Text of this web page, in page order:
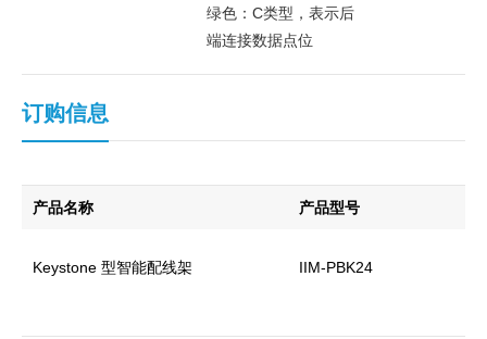
绿色：C类型，表示后
端连接数据点位
订购信息
产品名称 产品型号
Keystone 型智能配线架 IIM-PBK24